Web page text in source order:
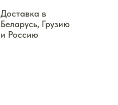
Доставка в
Беларусь, Грузию
и Россию